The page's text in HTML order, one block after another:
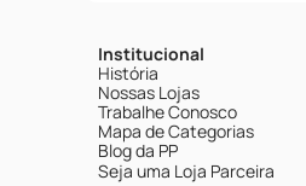
Institucional
História
Nossas Lojas
Trabalhe Conosco
Mapa de Categorias
Blog da PP
Seja uma Loja Parceira